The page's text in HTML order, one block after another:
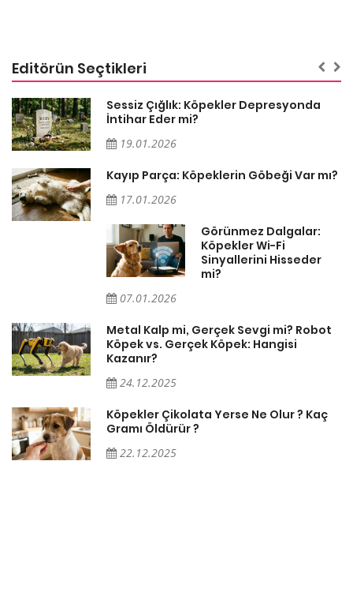
Editörün Seçtikleri
Sessiz Çığlık: Köpekler Depresyonda
İntihar Eder mi?
19.01.2026
Kayıp Parça: Köpeklerin Göbeği Var mı?
17.01.2026
Görünmez Dalgalar:
Köpekler Wi-Fi
Sinyallerini Hisseder
mi?
07.01.2026
Metal Kalp mi, Gerçek Sevgi mi? Robot
Köpek vs. Gerçek Köpek: Hangisi
Kazanır?
24.12.2025
Köpekler Çikolata Yerse Ne Olur ? Kaç
Gramı Öldürür ?
22.12.2025